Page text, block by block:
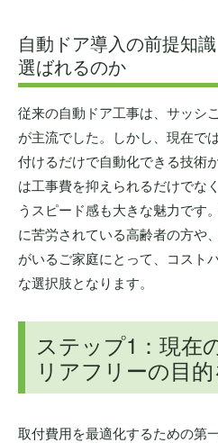
自動ドア導入の前提知
選ばれるのか
従来の自動ドア工事は、サッシ
が主流でした。しかし、現在で
付けるだけで自動化できる技術
は工事費を抑えられるだけでな
うスピード感も大きな魅力です
に苦労されている高齢者の方や
がいるご家庭にとって、コスト
な選択肢となります。
ステップ1：現在
リアフリーの目
取付費用を最適化するための第